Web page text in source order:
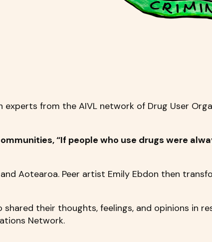
from the AIVL network of Drug User
“If people who use drugs were
Aotearoa. Peer artist Emily Ebdon then
their thoughts, feelings, and opinions in
Network.